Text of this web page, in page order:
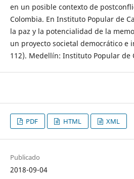
en un posible contexto de
Colombia. En Instituto Popular de
la paz y la potencialidad de la
un proyecto societal democrático e
112). Medellín: Instituto Popular de
PDF HTML XML
Publicado
2018-09-04